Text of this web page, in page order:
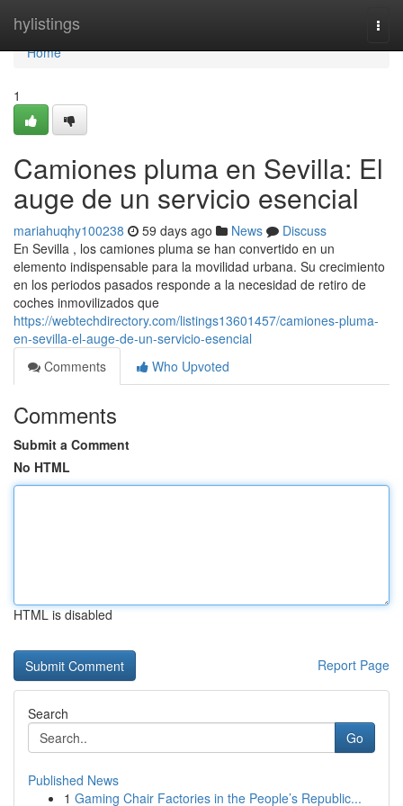
hylistings
Home
Home
1
Camiones pluma en Sevilla: El
auge de un servicio esencial
mariahuqhy100238 59 days ago News
Discuss
En Sevilla , los camiones pluma se han convertido en un
elemento indispensable para la movilidad urbana. Su crecimiento
en los periodos pasados responde a la necesidad de retiro de
coches inmovilizados que
https://webtechdirectory.com/listings13601457/camiones-pluma-
en-sevilla-el-auge-de-un-servicio-esencial
Comments
Who Upvoted
Comments
Submit a Comment
No HTML
HTML is disabled
Report Page
Search
Go
Published News
1 Gaming Chair Factories in the People’s Republic...